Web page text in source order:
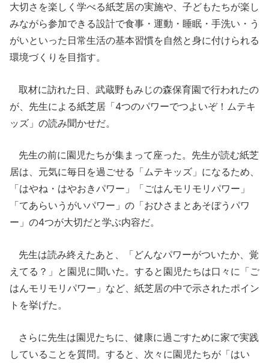
大切さを楽しく学べる紙芝居の実施や、子どもたちが楽し
みながら参加できる設計で食事・運動・睡眠・手洗い・う
がいといった日常生活の基本習慣を自然と身に付けられる
環境づくりを目指す。
取材に訪れた日、武蔵野もみじの森保育園で行われたの
が、先生による紙芝居「4つのパワーでつよいぞ！ムテキ
ッズ」の読み聞かせだ。
先生の前に園児たちが集まって座った。先生が読む紙芝
居は、元気に毎日を過ごせる「ムテキッズ」になるため、
「はやね・はやおきパワー」「ごはんモリモリパワー」
「てあらいうがいパワー」の「おひさまとあそぼうパワ
ー」の4つが大切だと学ぶ内容だ。
先生は読み終えたあと、「どんなパワーがついたか、覚
えてる？」と園児に聞いた。すると園児たちは口々に「ご
はんモリモリパワー」など、紙芝居の中で示されたポイン
トを挙げた。
さらに先生は園児たちに、健康に過ごすために家で実践
していることを質問。すると、次々に園児たちが「はい